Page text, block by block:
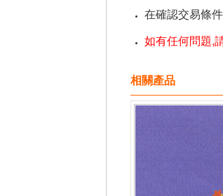
在確認交易條
如有任何問題,
相關產品